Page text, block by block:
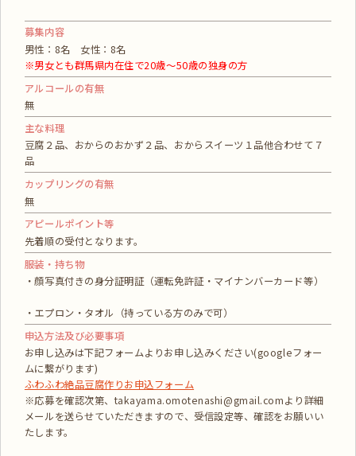
募集内容
男性：8名 女性：8名
※男女とも群馬県内在住で20歳～50歳の独身の方
アルコールの有無
無
主な料理
豆腐２品、おからのおかず２品、おからスイーツ１品他合わせて７
品
カップリングの有無
無
アピールポイント等
先着順の受付となります。
服装・持ち物
・顔写真付きの身分証明証（運転免許証・マイナンバーカード等）
・エプロン・タオル（持っている方のみで可）
申込方法及び必要事項
お申し込みは下記フォームよりお申し込みください(googleフォー
ムに繋がります)
ふわふわ絶品豆腐作りお申込フォーム
※応募を確認次第、takayama.omotenashi@gmail.comより詳細
メールを送らせていただきますので、受信設定等、確認をお願いい
たします。